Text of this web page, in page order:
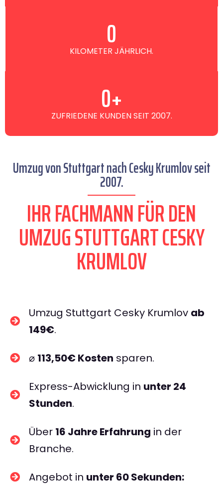
KILOMETER JÄHRLICH.
0
ZUFRIEDENE KUNDEN SEIT 2007.
0+
Umzug von Stuttgart nach Cesky Krumlov seit
2007.
IHR FACHMANN FÜR DEN
UMZUG STUTTGART CESKY
KRUMLOV
Umzug Stuttgart Cesky Krumlov ab
149€.
⌀ 113,50€ Kosten sparen.
Express-Abwicklung in unter 24
Stunden.
Über 16 Jahre Erfahrung in der
Branche.
Angebot in unter 60 Sekunden: